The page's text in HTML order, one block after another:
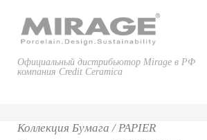
Официальный дистрибьютор Mirage в РФ
компания Credit Ceramica
Коллекция Бумага / PAPIER